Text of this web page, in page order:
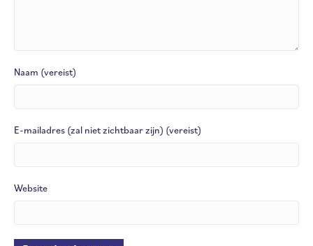
Naam (vereist)
E-mailadres (zal niet zichtbaar zijn) (vereist)
Website